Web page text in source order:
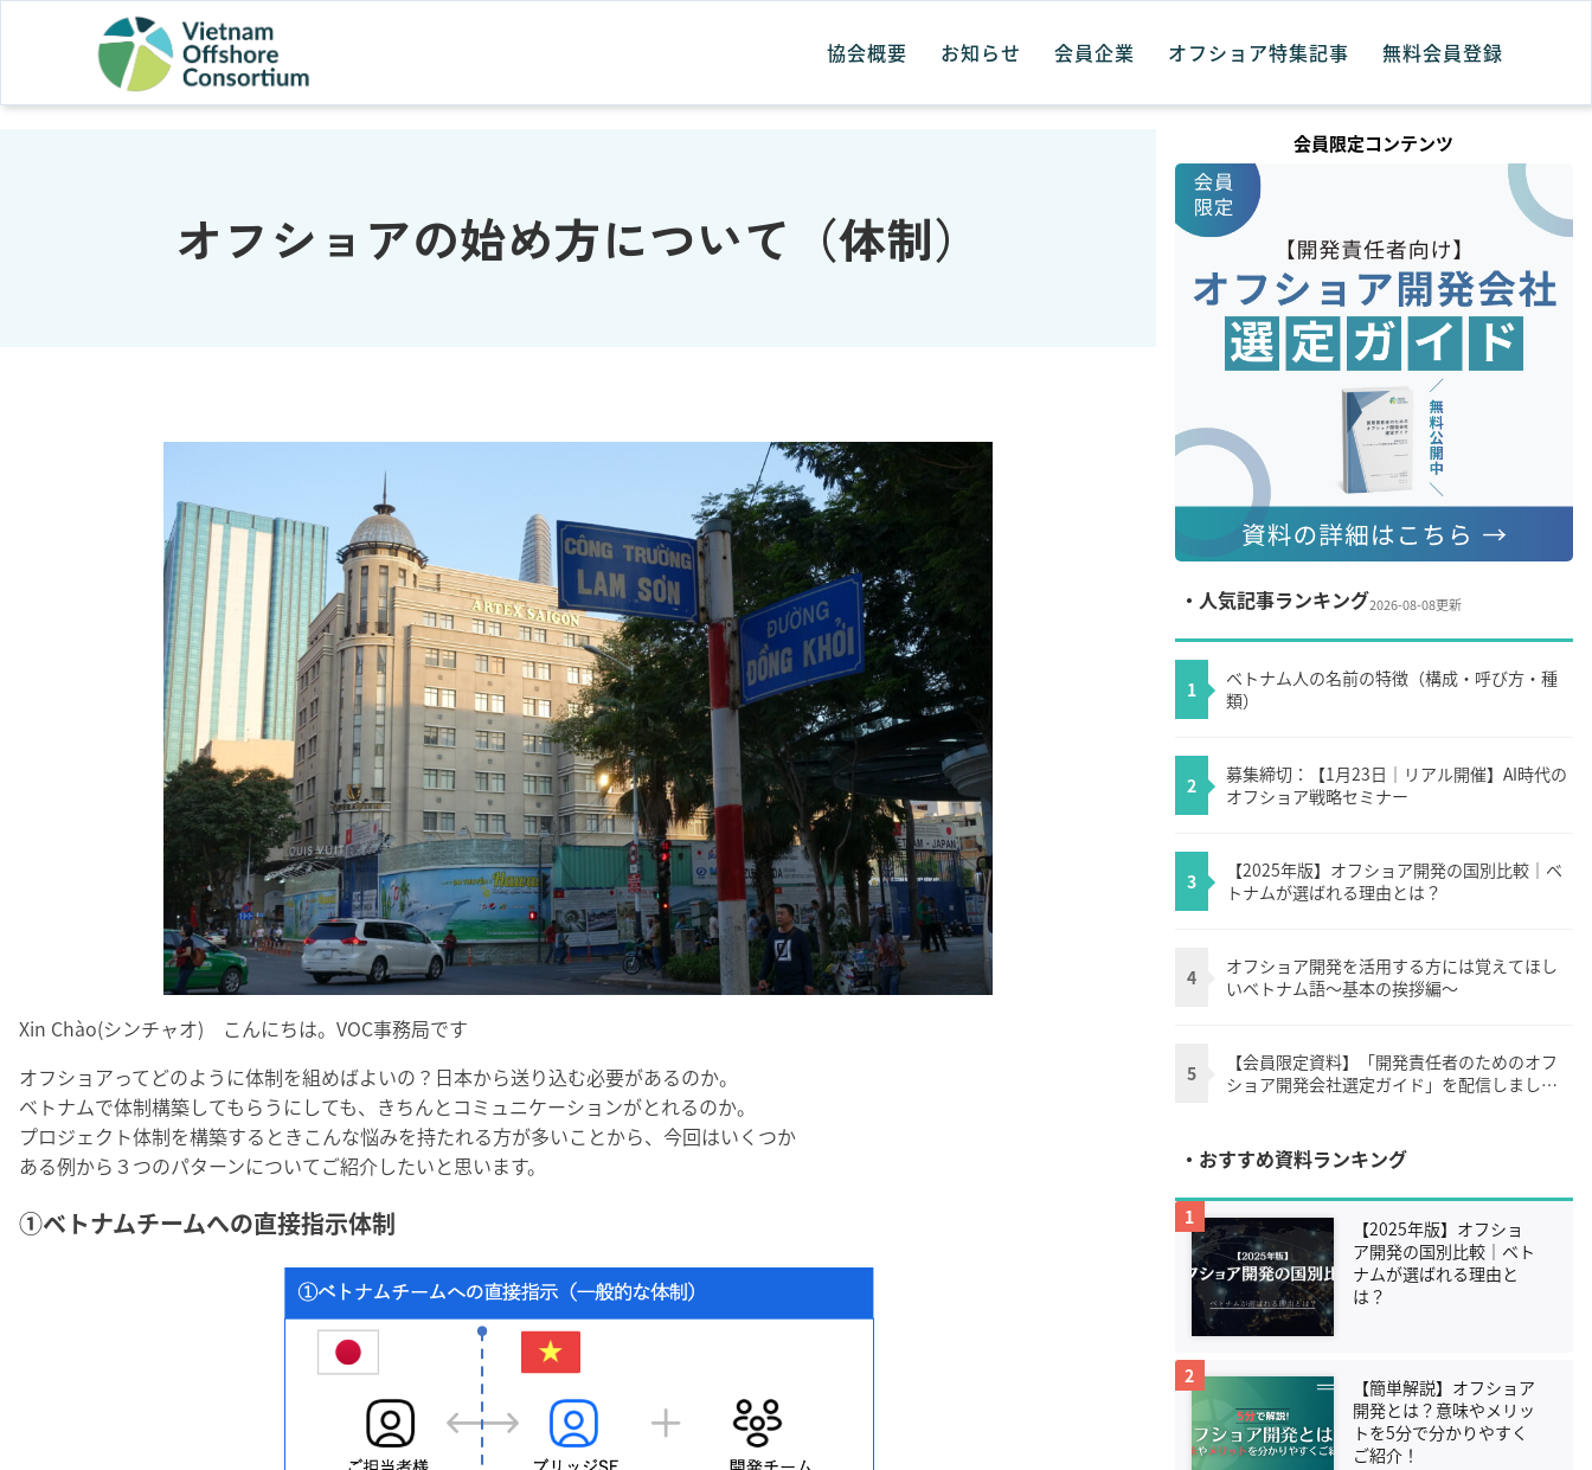
協会概要 お知らせ 会員企業 オフショア特集記事 無料会員登録
オフショアの始め方について（体制）
Xin Chào(シンチャオ) こんにちは。VOC事務局です
オフショアってどのように体制を組めばよいの？日本から送り込む必要があるのか。
ベトナムで体制構築してもらうにしても、きちんとコミュニケーションがとれるのか。
プロジェクト体制を構築するときこんな悩みを持たれる方が多いことから、今回はいくつか
ある例から３つのパターンについてご紹介したいと思います。
①ベトナムチームへの直接指示体制
会員限定コンテンツ
・人気記事ランキング2026-08-08更新
1
ベトナム人の名前の特徴（構成・呼び方・種
類）
2
募集締切：【1月23日｜リアル開催】AI時代の
オフショア戦略セミナー
3
【2025年版】オフショア開発の国別比較｜ベ
トナムが選ばれる理由とは？
4
オフショア開発を活用する方には覚えてほし
いベトナム語～基本の挨拶編～
5
【会員限定資料】「開発責任者のためのオフ
ショア開発会社選定ガイド」を配信しまし
・おすすめ資料ランキング
1
【2025年版】オフショ
ア開発の国別比較｜ベト
ナムが選ばれる理由と
は？
2
【簡単解説】オフショア
開発とは？意味やメリッ
トを5分で分かりやすく
ご紹介！